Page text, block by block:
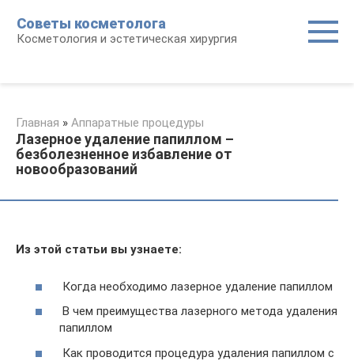
контенту
Советы косметолога
Косметология и эстетическая хирургия
Главная » Аппаратные процедуры
Лазерное удаление папиллом –
безболезненное избавление от
новообразований
Из этой статьи вы узнаете:
Когда необходимо лазерное удаление папиллом
В чем преимущества лазерного метода удаления
папиллом
Как проводится процедура удаления папиллом с